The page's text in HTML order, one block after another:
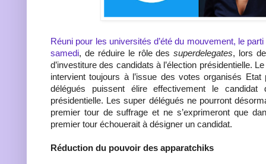
Réuni pour les universités d’été du mouvement, le
samedi, de réduire le rôle dessuperdelegates, lors
d’investiture des candidats à l’élection présidentielle.
intervient toujours à l’issue des votes organisés
délégués puissent élire effectivement le candidat
présidentielle. Les super délégués ne pourront
premier tour de suffrage et ne s’exprimeront que
premier tour échouerait à désigner un candidat.
Réduction du pouvoir des apparatchiks